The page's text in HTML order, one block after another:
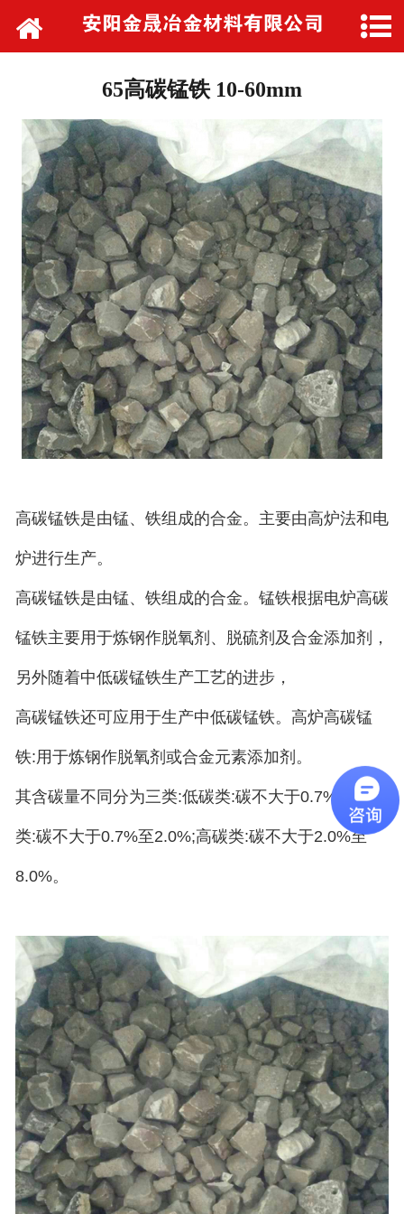
网站首页
产品中心
发货现场
新闻动态
销售网络
厂区展示
联系我们
65高碳锰铁 10-60mm
高碳锰铁是由锰、铁组成的合金。主要由高炉法和电
炉进行生产。
高碳锰铁是由锰、铁组成的合金。锰铁根据电炉高碳
锰铁主要用于炼钢作脱氧剂、脱硫剂及合金添加剂，
另外随着中低碳锰铁生产工艺的进步，
高碳锰铁还可应用于生产中低碳锰铁。 高炉高碳锰
铁:用于炼钢作脱氧剂或合金元素添加剂。
其含碳量不同分为三类:低碳类:碳不大于0.7%;中碳
类:碳不大于0.7%至2.0%;高碳类:碳不大于2.0%至
8.0%。